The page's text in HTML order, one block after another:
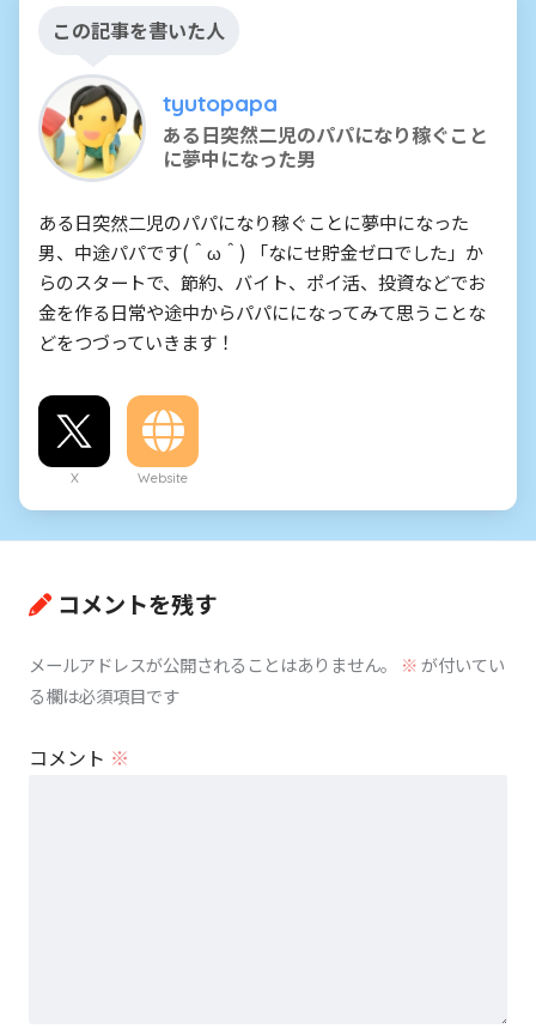
この記事を書いた人
tyutopapa
ある日突然二児のパパになり稼ぐこと
に夢中になった男
ある日突然二児のパパになり稼ぐことに夢中になった
男、中途パパです(＾ω＾) 「なにせ貯金ゼロでした」か
らのスタートで、節約、バイト、ポイ活、投資などでお
金を作る日常や途中からパパにになってみて思うことな
どをつづっていきます！
X Website
コメントを残す
メールアドレスが公開されることはありません。 ※が付いてい
る欄は必須項目です
コメント ※